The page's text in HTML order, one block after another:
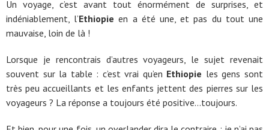
Un voyage, c’est avant tout énormément de surprises, et
indéniablement, l’Ethiopie en a été une, et pas du tout une
mauvaise, loin de là !
Lorsque je rencontrais d’autres voyageurs, le sujet revenait
souvent sur la table : c’est vrai qu’en Ethiopie les gens sont
très peu accueillants et les enfants jettent des pierres sur les
voyageurs ? La réponse a toujours été positive…toujours.